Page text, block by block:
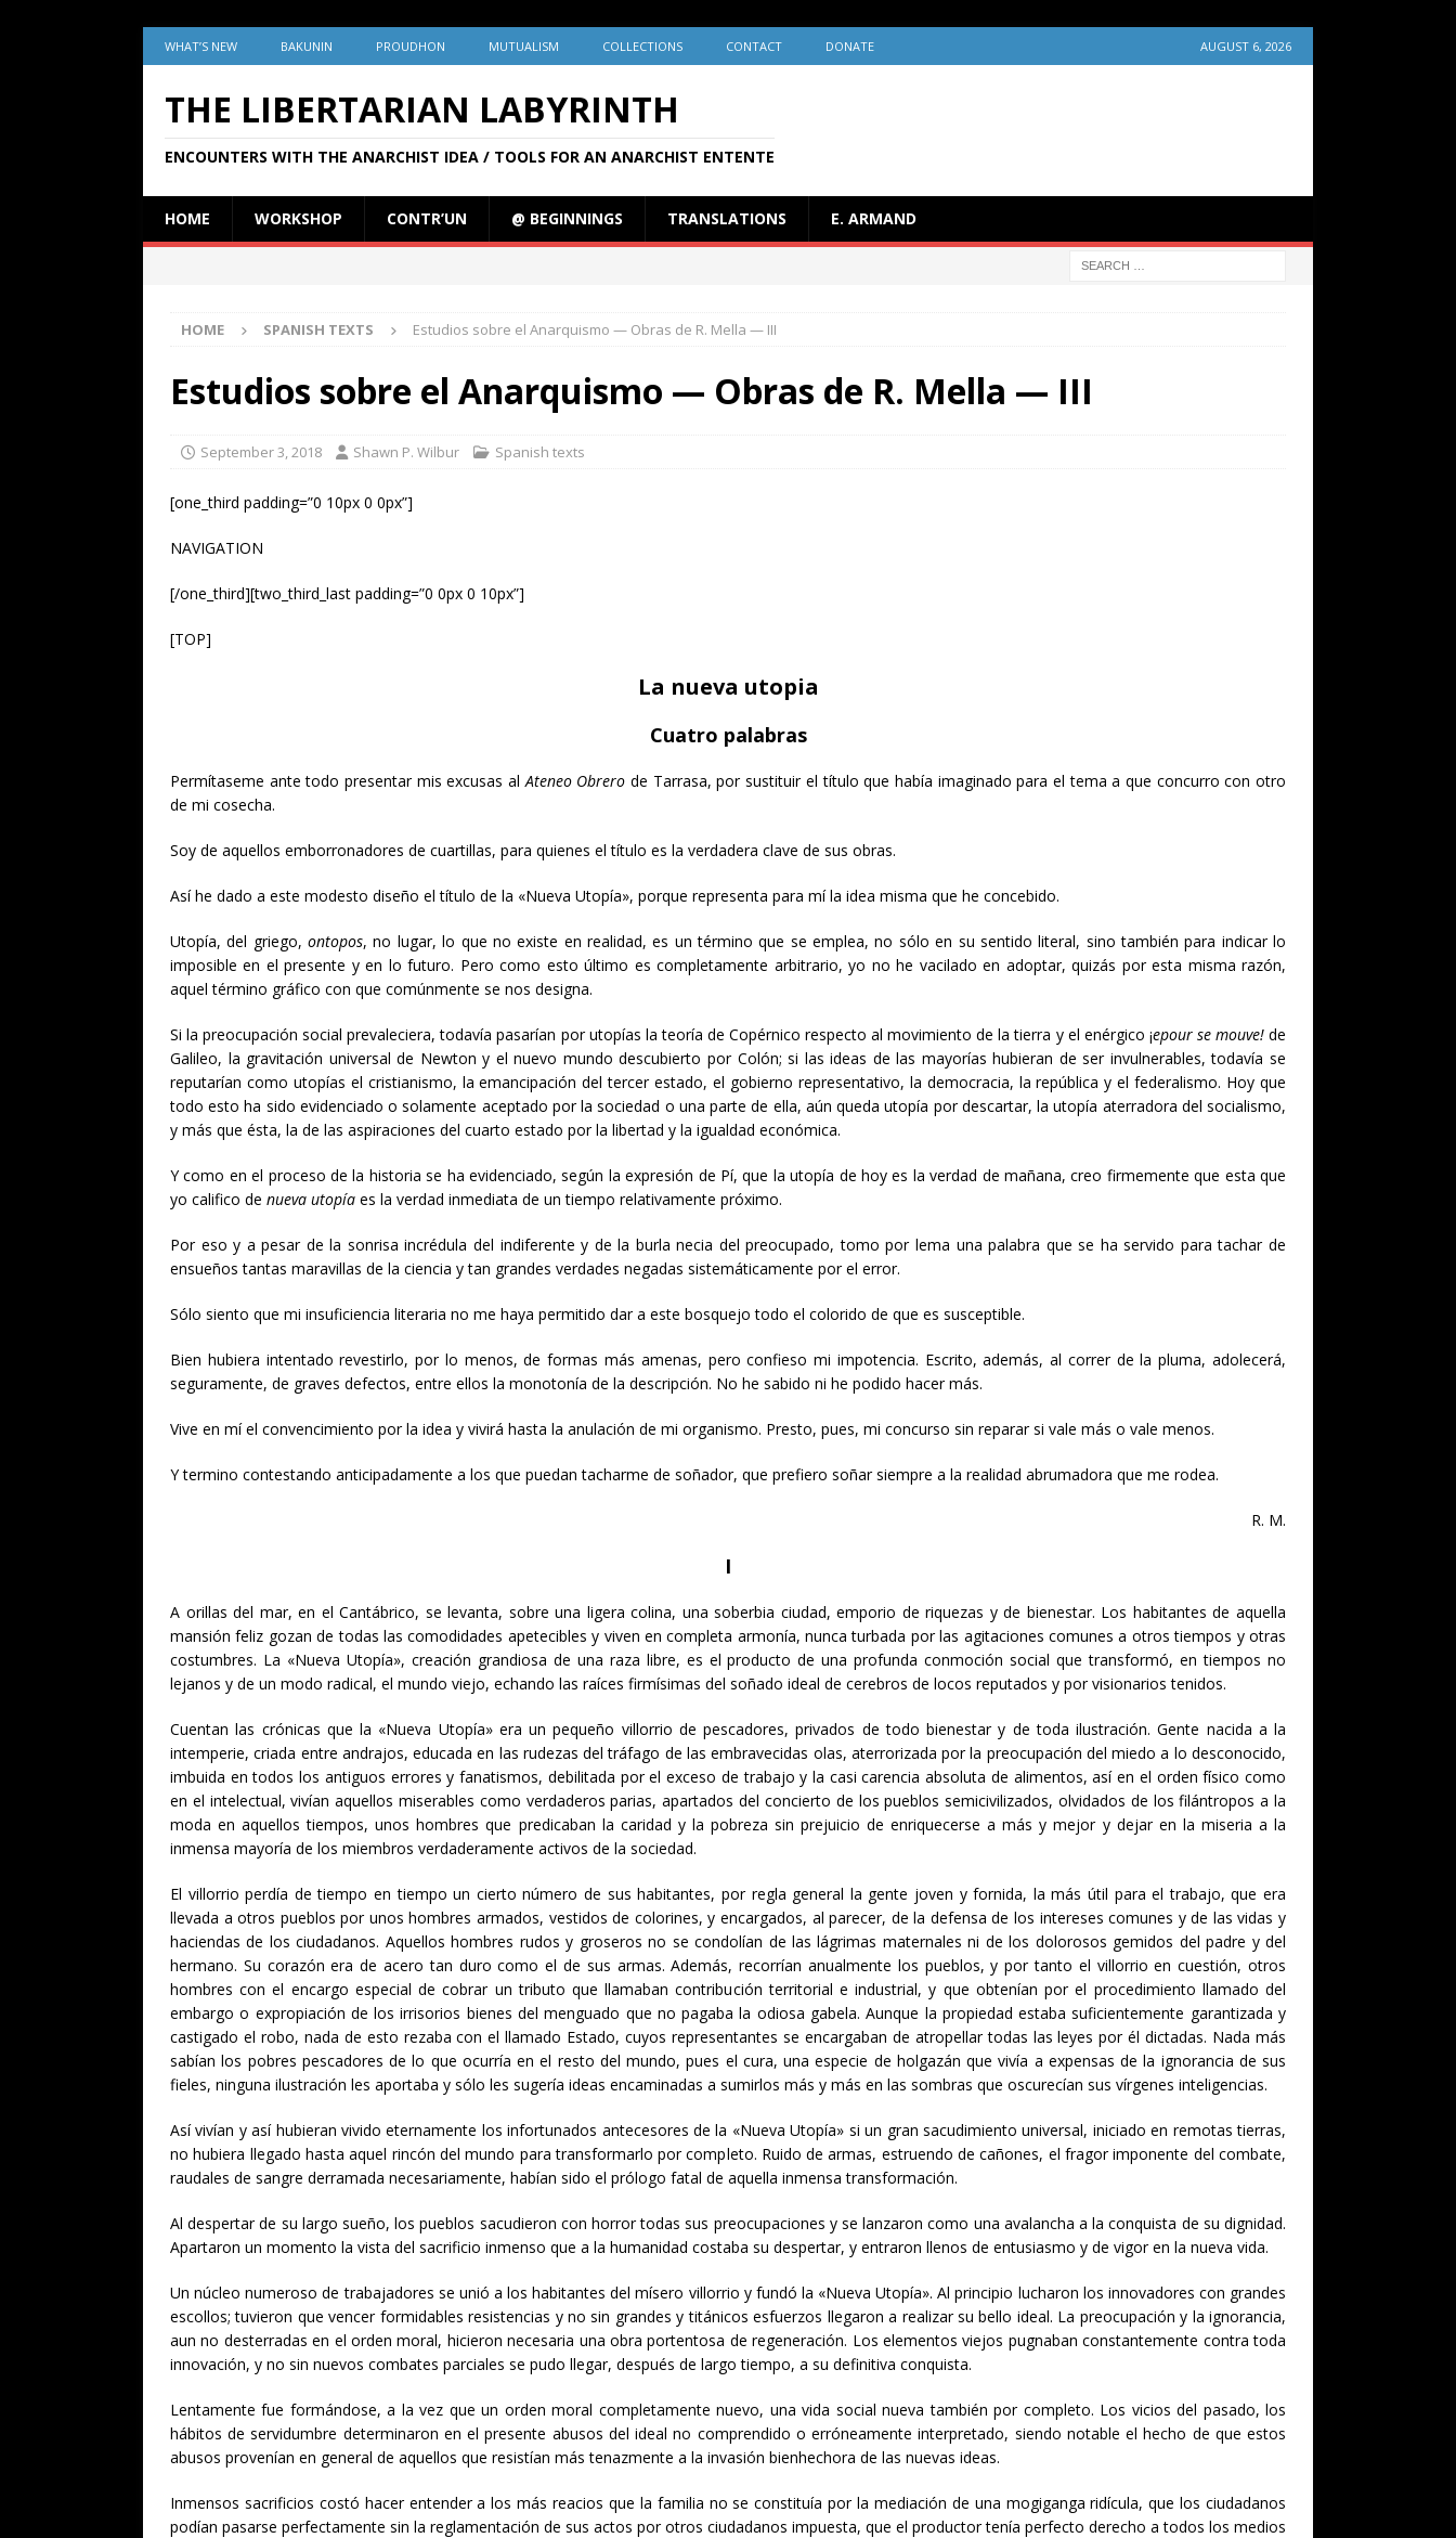
WHAT’S NEW BAKUNIN PROUDHON MUTUALISM COLLECTIONS CONTACT DONATE AUGUST 6, 2026
THE LIBERTARIAN LABYRINTH
ENCOUNTERS WITH THE ANARCHIST IDEA / TOOLS FOR AN ANARCHIST ENTENTE
HOME WORKSHOP CONTR’UN @ BEGINNINGS TRANSLATIONS E. ARMAND
HOME SPANISH TEXTS Estudios sobre el Anarquismo — Obras de R. Mella — III
Estudios sobre el Anarquismo — Obras de R. Mella — III
September 3, 2018 Shawn P. Wilbur Spanish texts
[one_third padding=”0 10px 0 0px”]
NAVIGATION
[/one_third][two_third_last padding=”0 0px 0 10px”]
[TOP]
La nueva utopia
Cuatro palabras
Permítaseme ante todo presentar mis excusas alAteneo Obrero de Tarrasa, por sustituir el título que había imaginado para el tema a que concurro con otro
de mi cosecha.
Soy de aquellos emborronadores de cuartillas, para quienes el título es la verdadera clave de sus obras.
Así he dado a este modesto diseño el título de la «Nueva Utopía», porque representa para mí la idea misma que he concebido.
Utopía, del griego,ontopos, no lugar, lo que no existe en realidad, es un término que se emplea, no sólo en su sentido literal, sino también para indicar lo
imposible en el presente y en lo futuro. Pero como esto último es completamente arbitrario, yo no he vacilado en adoptar, quizás por esta misma razón,
aquel término gráfico con que comúnmente se nos designa.
Si la preocupación social prevaleciera, todavía pasarían por utopías la teoría de Copérnico respecto al movimiento de la tierra y el enérgico ¡epour se mouve!de
Galileo, la gravitación universal de Newton y el nuevo mundo descubierto por Colón; si las ideas de las mayorías hubieran de ser invulnerables, todavía se
reputarían como utopías el cristianismo, la emancipación del tercer estado, el gobierno representativo, la democracia, la república y el federalismo. Hoy que
todo esto ha sido evidenciado o solamente aceptado por la sociedad o una parte de ella, aún queda utopía por descartar, la utopía aterradora del socialismo,
y más que ésta, la de las aspiraciones del cuarto estado por la libertad y la igualdad económica.
Y como en el proceso de la historia se ha evidenciado, según la expresión de Pí, que la utopía de hoy es la verdad de mañana, creo firmemente que esta que
yo califico de nueva utopía es la verdad inmediata de un tiempo relativamente próximo.
Por eso y a pesar de la sonrisa incrédula del indiferente y de la burla necia del preocupado, tomo por lema una palabra que se ha servido para tachar de
ensueños tantas maravillas de la ciencia y tan grandes verdades negadas sistemáticamente por el error.
Sólo siento que mi insuficiencia literaria no me haya permitido dar a este bosquejo todo el colorido de que es susceptible.
Bien hubiera intentado revestirlo, por lo menos, de formas más amenas, pero confieso mi impotencia. Escrito, además, al correr de la pluma, adolecerá,
seguramente, de graves defectos, entre ellos la monotonía de la descripción. No he sabido ni he podido hacer más.
Vive en mí el convencimiento por la idea y vivirá hasta la anulación de mi organismo. Presto, pues, mi concurso sin reparar si vale más o vale menos.
Y termino contestando anticipadamente a los que puedan tacharme de soñador, que prefiero soñar siempre a la realidad abrumadora que me rodea.
R. M.
I
A orillas del mar, en el Cantábrico, se levanta, sobre una ligera colina, una soberbia ciudad, emporio de riquezas y de bienestar. Los habitantes de aquella
mansión feliz gozan de todas las comodidades apetecibles y viven en completa armonía, nunca turbada por las agitaciones comunes a otros tiempos y otras
costumbres. La «Nueva Utopía», creación grandiosa de una raza libre, es el producto de una profunda conmoción social que transformó, en tiempos no
lejanos y de un modo radical, el mundo viejo, echando las raíces firmísimas del soñado ideal de cerebros de locos reputados y por visionarios tenidos.
Cuentan las crónicas que la «Nueva Utopía» era un pequeño villorrio de pescadores, privados de todo bienestar y de toda ilustración. Gente nacida a la
intemperie, criada entre andrajos, educada en las rudezas del tráfago de las embravecidas olas, aterrorizada por la preocupación del miedo a lo desconocido,
imbuida en todos los antiguos errores y fanatismos, debilitada por el exceso de trabajo y la casi carencia absoluta de alimentos, así en el orden físico como
en el intelectual, vivían aquellos miserables como verdaderos parias, apartados del concierto de los pueblos semicivilizados, olvidados de los filántropos a la
moda en aquellos tiempos, unos hombres que predicaban la caridad y la pobreza sin prejuicio de enriquecerse a más y mejor y dejar en la miseria a la
inmensa mayoría de los miembros verdaderamente activos de la sociedad.
El villorrio perdía de tiempo en tiempo un cierto número de sus habitantes, por regla general la gente joven y fornida, la más útil para el trabajo, que era
llevada a otros pueblos por unos hombres armados, vestidos de colorines, y encargados, al parecer, de la defensa de los intereses comunes y de las vidas y
haciendas de los ciudadanos. Aquellos hombres rudos y groseros no se condolían de las lágrimas maternales ni de los dolorosos gemidos del padre y del
hermano. Su corazón era de acero tan duro como el de sus armas. Además, recorrían anualmente los pueblos, y por tanto el villorrio en cuestión, otros
hombres con el encargo especial de cobrar un tributo que llamaban contribución territorial e industrial, y que obtenían por el procedimiento llamado del
embargo o expropiación de los irrisorios bienes del menguado que no pagaba la odiosa gabela. Aunque la propiedad estaba suficientemente garantizada y
castigado el robo, nada de esto rezaba con el llamado Estado, cuyos representantes se encargaban de atropellar todas las leyes por él dictadas. Nada más
sabían los pobres pescadores de lo que ocurría en el resto del mundo, pues el cura, una especie de holgazán que vivía a expensas de la ignorancia de sus
fieles, ninguna ilustración les aportaba y sólo les sugería ideas encaminadas a sumirlos más y más en las sombras que oscurecían sus vírgenes inteligencias.
Así vivían y así hubieran vivido eternamente los infortunados antecesores de la «Nueva Utopía» si un gran sacudimiento universal, iniciado en remotas tierras,
no hubiera llegado hasta aquel rincón del mundo para transformarlo por completo. Ruido de armas, estruendo de cañones, el fragor imponente del combate,
raudales de sangre derramada necesariamente, habían sido el prólogo fatal de aquella inmensa transformación.
Al despertar de su largo sueño, los pueblos sacudieron con horror todas sus preocupaciones y se lanzaron como una avalancha a la conquista de su dignidad.
Apartaron un momento la vista del sacrificio inmenso que a la humanidad costaba su despertar, y entraron llenos de entusiasmo y de vigor en la nueva vida.
Un núcleo numeroso de trabajadores se unió a los habitantes del mísero villorrio y fundó la «Nueva Utopía». Al principio lucharon los innovadores con grandes
escollos; tuvieron que vencer formidables resistencias y no sin grandes y titánicos esfuerzos llegaron a realizar su bello ideal. La preocupación y la ignorancia,
aun no desterradas en el orden moral, hicieron necesaria una obra portentosa de regeneración. Los elementos viejos pugnaban constantemente contra toda
innovación, y no sin nuevos combates parciales se pudo llegar, después de largo tiempo, a su definitiva conquista.
Lentamente fue formándose, a la vez que un orden moral completamente nuevo, una vida social nueva también por completo. Los vicios del pasado, los
hábitos de servidumbre determinaron en el presente abusos del ideal no comprendido o erróneamente interpretado, siendo notable el hecho de que estos
abusos provenían en general de aquellos que resistían más tenazmente a la invasión bienhechora de las nuevas ideas.
Inmensos sacrificios costó hacer entender a los más reacios que la familia no se constituía por la mediación de una mogiganga ridícula, que los ciudadanos
podían pasarse perfectamente sin la reglamentación de sus actos por otros ciudadanos impuesta, que el productor tenía perfecto derecho a todos los medios